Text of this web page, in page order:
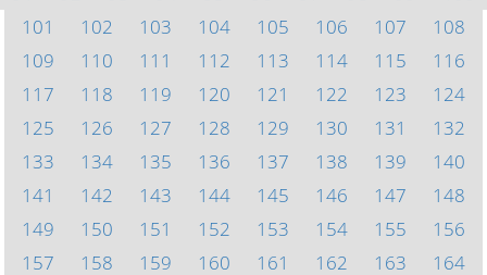
101
102 103 104 105 106 107
108
109
110 111 112 113 114 115
116
117
118 119 120 121 122 123
124
125
126 127 128 129 130 131
132
133
134 135 136 137 138 139
140
141
142 143 144 145 146 147
148
149
150 151 152 153 154 155
156
157
158 159 160 161 162 163
164